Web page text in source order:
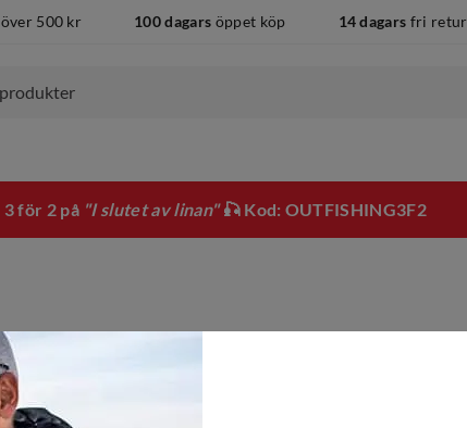
över 500 kr 100 dagars öppet köp 14 dagars fri retur
3 för 2 på "I slutet av linan"🎣 Kod: OUTFISHING3F2